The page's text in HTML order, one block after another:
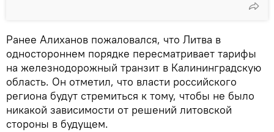
Ранее Алиханов пожаловался, что Литва в
одностороннем порядке пересматривает тарифы
на железнодорожный транзит в Калининградскую
область. Он отметил, что власти российского
региона будут стремиться к тому, чтобы не было
никакой зависимости от решений литовской
стороны в будущем.